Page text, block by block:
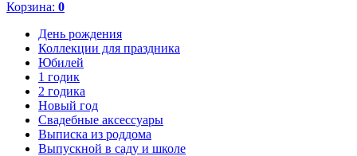
Корзина: 0
День рождения
Коллекции для праздника
Юбилей
1 годик
2 годика
Новый год
Свадебные аксессуары
Выписка из роддома
Выпускной в саду и школе